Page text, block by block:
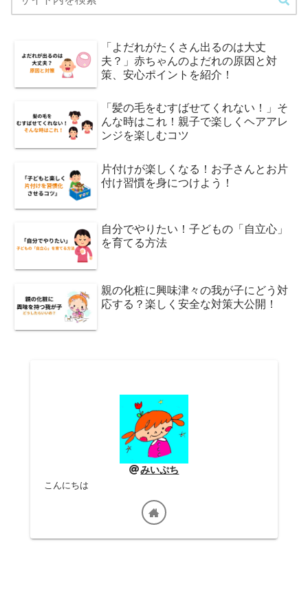
「よだれがたくさん出るのは大丈
夫？」赤ちゃんのよだれの原因と対
策、安心ポイントを紹介！
「髪の毛をむすばせてくれない！」そ
んな時はこれ！親子で楽しくヘアアレ
ンジを楽しむコツ
片付けが楽しくなる！お子さんとお片
付け習慣を身につけよう！
自分でやりたい！子どもの「自立心」
を育てる方法
親の化粧に興味津々の我が子にどう対
応する？楽しく安全な対策大公開！
みいぷち
こんにちは